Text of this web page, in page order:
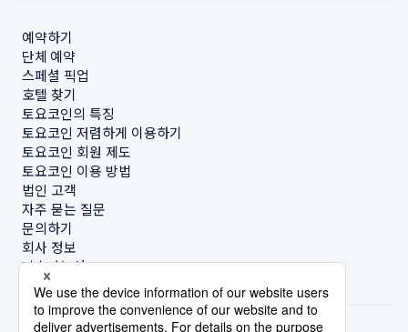
예약하기
단체 예약
스페셜 픽업
호텔 찾기
토요코인의 특징
토요코인 저렴하게 이용하기
토요코인 회원 제도
토요코인 이용 방법
법인 고객
자주 묻는 질문
문의하기
회사 정보
지속가능성